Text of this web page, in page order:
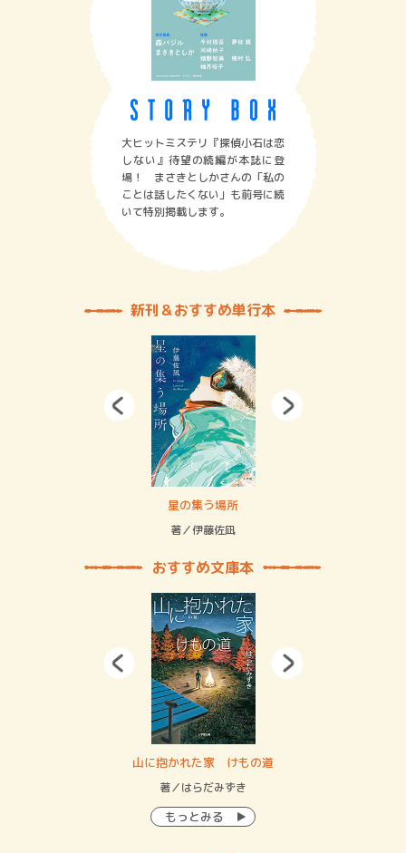
大ヒットミステリ『探偵小石は恋
しない』待望の続編が本誌に登
場！ まさきとしかさんの「私の
ことは話したくない」も前号に続
いて特別掲載します。
新刊＆おすすめ単行本
星の集う場所
著／伊藤佐凪
おすすめ文庫本
山に抱かれた家 けもの道
著／はらだみずき
もっとみる